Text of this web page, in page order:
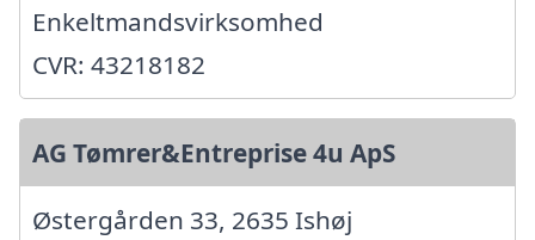
Enkeltmandsvirksomhed
CVR: 43218182
AG Tømrer&Entreprise 4u ApS
Østergården 33, 2635 Ishøj